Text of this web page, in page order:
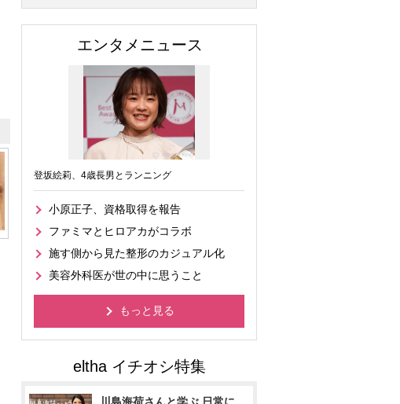
エンタメニュース
登坂絵莉、4歳長男とランニング
小原正子、資格取得を報告
ファミマとヒロアカがコラボ
施す側から見た整形のカジュアル化
美容外科医が世の中に思うこと
もっと見る